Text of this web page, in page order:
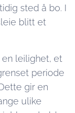
sted å bo. I
blitt et
leilighet, et
periode
gir en
ulike